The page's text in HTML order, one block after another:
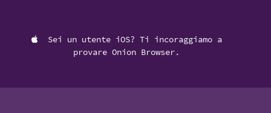
Sei un utente iOS? Ti incoraggiamo a
provare Onion Browser.